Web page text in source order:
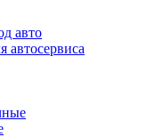
авто
автосервиса